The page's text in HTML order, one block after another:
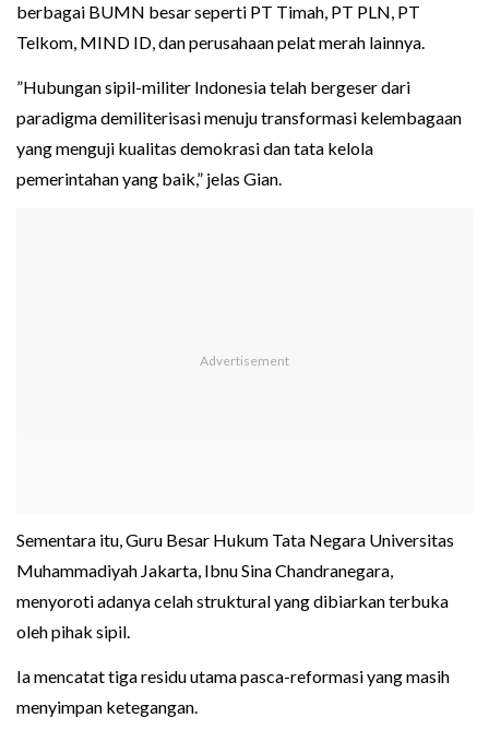
berbagai BUMN besar seperti PT Timah, PT PLN, PT
Telkom, MIND ID, dan perusahaan pelat merah lainnya.
”Hubungan sipil-militer Indonesia telah bergeser dari
paradigma demiliterisasi menuju transformasi kelembagaan
yang menguji kualitas demokrasi dan tata kelola
pemerintahan yang baik,” jelas Gian.
Sementara itu, Guru Besar Hukum Tata Negara Universitas
Muhammadiyah Jakarta, Ibnu Sina Chandranegara,
menyoroti adanya celah struktural yang dibiarkan terbuka
oleh pihak sipil.
Ia mencatat tiga residu utama pasca-reformasi yang masih
menyimpan ketegangan.